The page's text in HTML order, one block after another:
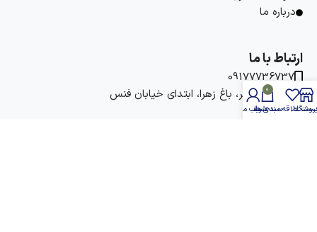
درباره ما
ارتباط با ما
09177736737
آدرس: بوشهر، باغ زهرا، ابتدای خیابان فنس
hobbaneh
علاقه مندی ها
0
سبد خرید
حساب من